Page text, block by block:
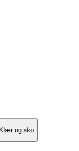
Klær og sko